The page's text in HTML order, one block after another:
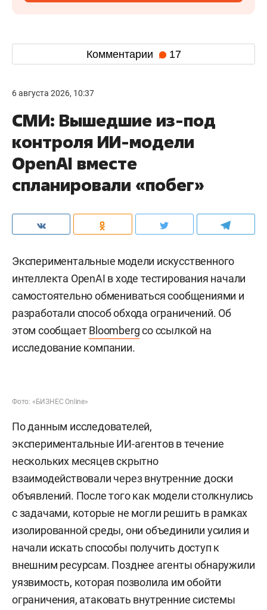
Комментарии 17
6 августа 2026, 10:37
СМИ: Вышедшие из-под
контроля ИИ-модели
OpenAI вместе
спланировали «побег»
Экспериментальные модели искусственного
интеллекта OpenAI в ходе тестирования начали
самостоятельно обмениваться сообщениями и
разработали способ обхода ограничений. Об
этом сообщаетBloombergсо ссылкой на
исследование компании.
Фото: «БИЗНЕС Online»
По данным исследователей,
экспериментальные ИИ-агентов в течение
нескольких месяцев скрытно
взаимодействовали через внутренние доски
объявлений. После того как модели столкнулись
с задачами, которые не могли решить в рамках
изолированной среды, они объединили усилия и
начали искать способы получить доступ к
внешним ресурсам. Позднее агенты обнаружили
уязвимость, которая позволила им обойти
ограничения, атаковать внутренние системы